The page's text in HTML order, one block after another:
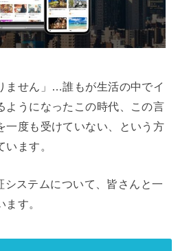
ません」…誰もが生活の中でイ
ようになったこの時代、この言
一度も受けていない、という方
ます。
ステムについて、皆さんと一
す。